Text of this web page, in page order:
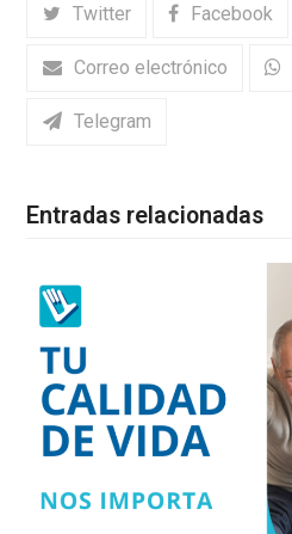
Twitter Facebook
Correo electrónico
Telegram
Entradas relacionadas